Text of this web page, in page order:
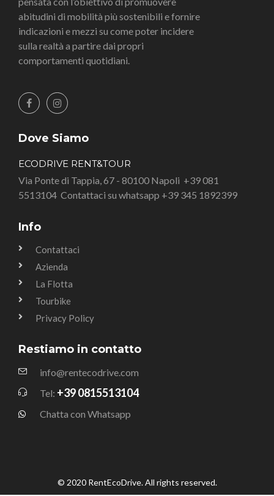
abitudini di mobilità più sostenibili e fornire
indicazioni e mezzi su come poter incidere
sulla realtà a partire dai propri
comportamenti quotidiani.
Dove Siamo
ECODRIVE RENT&TOUR
Via Ponte di Tappia, 67 - 80100 Napoli +39 081
5513104 Contattaci su whatsapp +39 345 1892399
Info
Contattaci
Azienda
La Flotta
Tourbike
Privacy Policy
Restiamo in contatto
info@rentecodrive.com
Tel: +39 0815513104
Chatta con Whatsapp
© 2020 RentEcoDrive. All rights reserved.